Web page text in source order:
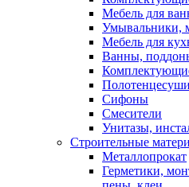
Мебель для
Умывальники,
Мебель для
Ванны,
Сифоны
Смесители
Унитазы,
Строительные
Металлопрокат
Герметики,